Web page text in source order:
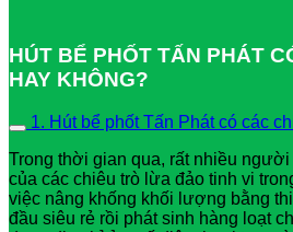
HÚT BỂ PHỐT TẤN PHÁT
HAY KHÔNG?
1. Hút bể phốt Tấn Phát có các
Trong thời gian qua, rất nhiều
của các chiêu trò lừa đảo tinh vi
việc nâng khống khối lượng bằng
đầu siêu rẻ rồi phát sinh hàng loạt